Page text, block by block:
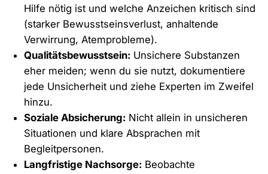
Hilfe nötig ist und welche Anzeichen kritisch sind
(starker Bewusstseinsverlust, anhaltende
Verwirrung, Atemprobleme).
Qualitätsbewusstsein: Unsichere Substanzen
eher meiden; wenn du sie nutzt, dokumentiere
jede Unsicherheit und ziehe Experten im Zweifel
hinzu.
Soziale Absicherung: Nicht allein in unsicheren
Situationen und klare Absprachen mit
Begleitpersonen.
Langfristige Nachsorge: Beobachte